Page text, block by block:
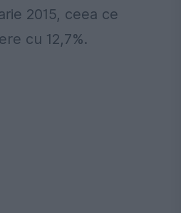
2015, ceea ce
cu 12,7%.